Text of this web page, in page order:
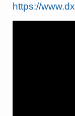
https://